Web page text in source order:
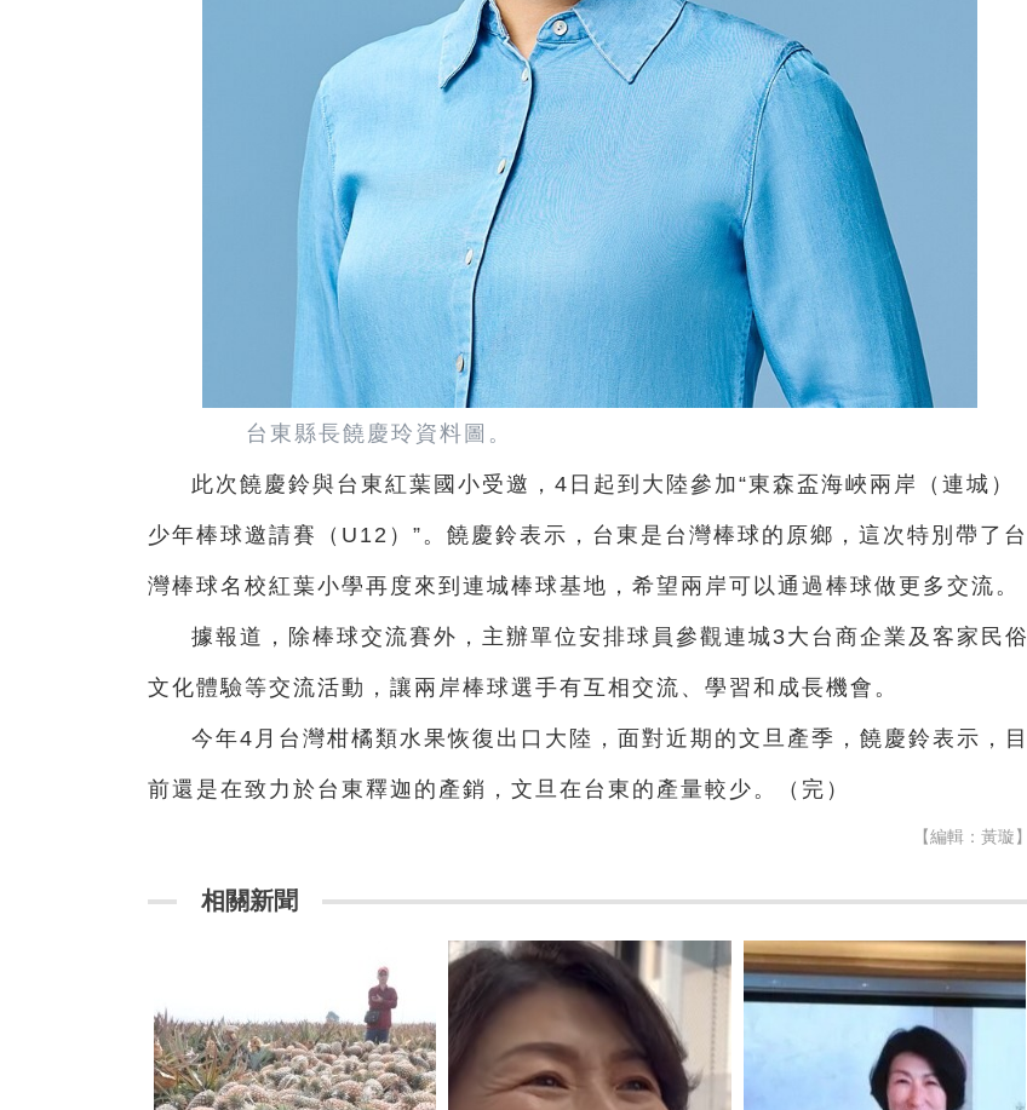
台東縣長饒慶玲資料圖。
此次饒慶鈴與台東紅葉國小受邀，4日起到大陸參加“東森盃海峽兩岸（連城）
少年棒球邀請賽（U12）”。饒慶鈴表示，台東是台灣棒球的原鄉，這次特別帶了台
灣棒球名校紅葉小學再度來到連城棒球基地，希望兩岸可以通過棒球做更多交流。
據報道，除棒球交流賽外，主辦單位安排球員參觀連城3大台商企業及客家民俗
文化體驗等交流活動，讓兩岸棒球選手有互相交流、學習和成長機會。
今年4月台灣柑橘類水果恢復出口大陸，面對近期的文旦產季，饒慶鈴表示，目
前還是在致力於台東釋迦的產銷，文旦在台東的產量較少。（完）
【編輯：黃璇】
相關新聞